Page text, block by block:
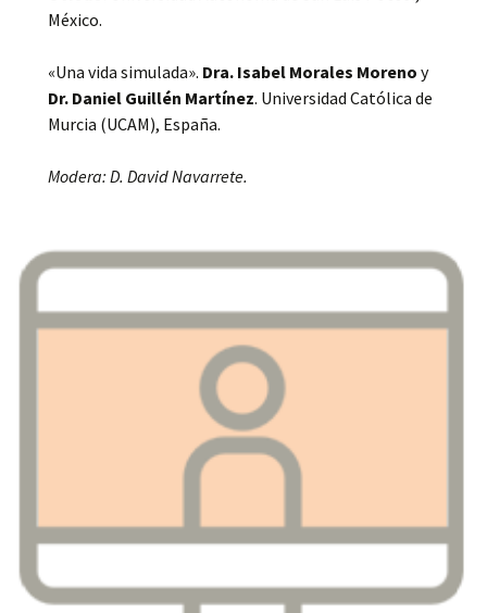
México.
«Una vida simulada». Dra. Isabel Morales Moreno y
Dr. Daniel Guillén Martínez. Universidad Católica de
Murcia (UCAM), España.
Modera: D. David Navarrete.